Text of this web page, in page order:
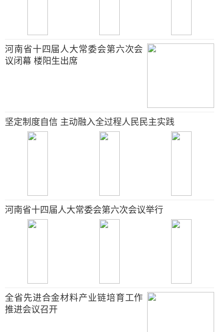
河南省十四届人大常委会第六次会
议闭幕 楼阳生出席
坚定制度自信 主动融入全过程人民民主实践
河南省十四届人大常委会第六次会议举行
全省先进合金材料产业链培育工作
推进会议召开